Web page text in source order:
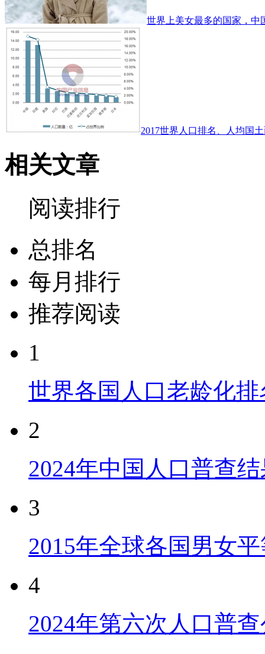
世界上美女最多的国家，中
2017世界人口排名、人均国
相关文章
阅读排行
总排名
每月排行
推荐阅读
1
世界各国人口老龄化
2
2024年中国人口普查
3
2015年全球各国男女
4
2024年第六次人口普